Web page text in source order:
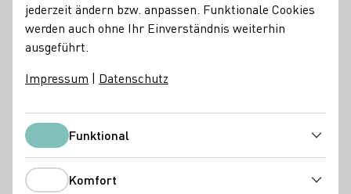
gefrorene Lesegut zu ernten.
Pressemeldungen
jederzeit ändern bzw. anpassen. Funktionale Cookies
werden auch ohne Ihr Einverständnis weiterhin
ausgeführt.
Impressum | Datenschutz
FunktionalFunktional
Komfort